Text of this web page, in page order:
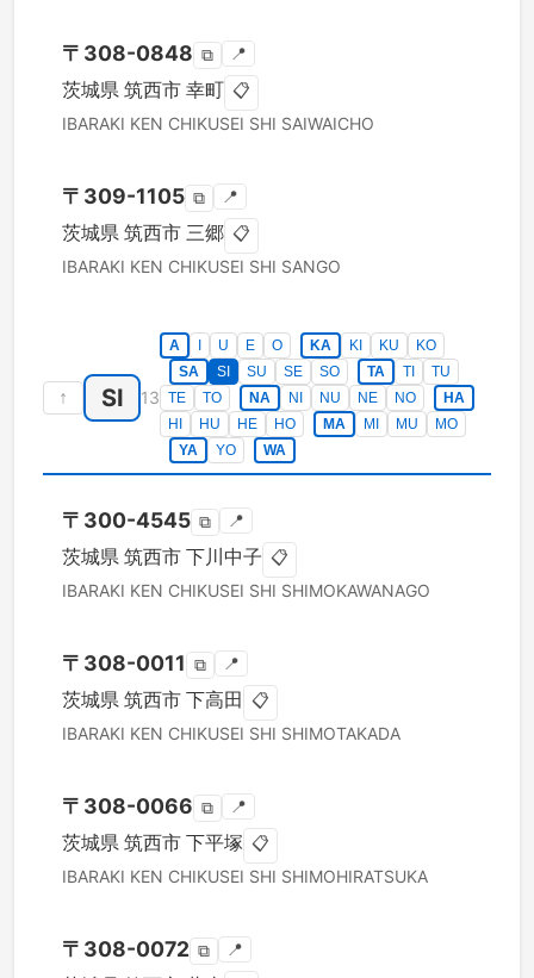
〒 308-0848 ⧉ 📍
茨城県 筑西市 幸町 📋
IBARAKI KEN CHIKUSEI SHI SAIWAICHO
〒 309-1105 ⧉ 📍
茨城県 筑西市 三郷 📋
IBARAKI KEN CHIKUSEI SHI SANGO
↑ SI 13
A U E O KA KI KU
KO
SA
SI SU SE SO TA TI
TU
TE
TO NA NI NU NE NO
HA
HI
HU HE HO MA MI MU
MO
YA
YO WA
〒 300-4545 ⧉ 📍
茨城県 筑西市 下川中子 📋
IBARAKI KEN CHIKUSEI SHI SHIMOKAWANAGO
〒 308-0011 ⧉ 📍
茨城県 筑西市 下高田 📋
IBARAKI KEN CHIKUSEI SHI SHIMOTAKADA
〒 308-0066 ⧉ 📍
茨城県 筑西市 下平塚 📋
IBARAKI KEN CHIKUSEI SHI SHIMOHIRATSUKA
〒 308-0072 ⧉ 📍